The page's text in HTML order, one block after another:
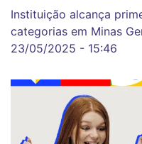
Instituição alcança
categorias em Minas
23/05/2025 - 15:46